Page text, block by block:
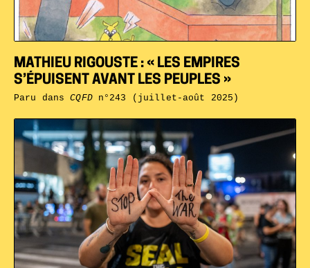
MATHIEU RIGOUSTE : « LES EMPIRES
S’ÉPUISENT AVANT LES PEUPLES »
Paru dansCQFDn°243 (juillet-août 2025)